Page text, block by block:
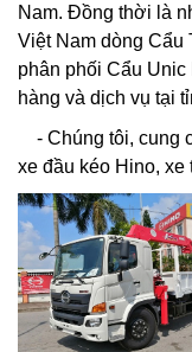
Nam. Đồng thời là
Việt Nam dòng Cẩu
phân phối Cẩu
hàng và dịch vụ tại
- Chúng tôi, cung
xe đầu kéo Hino, xe